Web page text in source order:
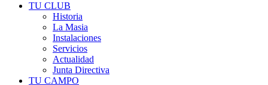
TU CLUB
Historia
La Masia
Instalaciones
Servicios
Actualidad
Junta Directiva
TU CAMPO